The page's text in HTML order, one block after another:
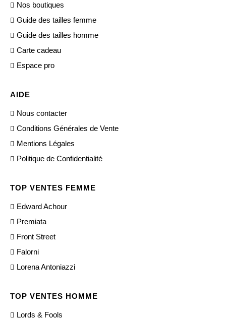
Nos boutiques
Guide des tailles femme
Guide des tailles homme
Carte cadeau
Espace pro
AIDE
Nous contacter
Conditions Générales de Vente
Mentions Légales
Politique de Confidentialité
TOP VENTES FEMME
Edward Achour
Premiata
Front Street
Falorni
Lorena Antoniazzi
TOP VENTES HOMME
Lords & Fools